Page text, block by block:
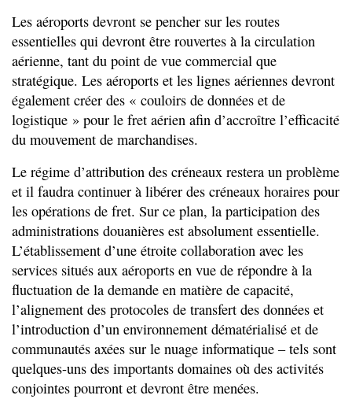
Les aéroports devront se pencher sur les routes
essentielles qui devront être rouvertes à la circulation
aérienne, tant du point de vue commercial que
stratégique. Les aéroports et les lignes aériennes devront
également créer des « couloirs de données et de
logistique » pour le fret aérien afin d’accroître l’efficacité
du mouvement de marchandises.
Le régime d’attribution des créneaux restera un problème
et il faudra continuer à libérer des créneaux horaires pour
les opérations de fret. Sur ce plan, la participation des
administrations douanières est absolument essentielle.
L’établissement d’une étroite collaboration avec les
services situés aux aéroports en vue de répondre à la
fluctuation de la demande en matière de capacité,
l’alignement des protocoles de transfert des données et
l’introduction d’un environnement dématérialisé et de
communautés axées sur le nuage informatique – tels sont
quelques-uns des importants domaines où des activités
conjointes pourront et devront être menées.